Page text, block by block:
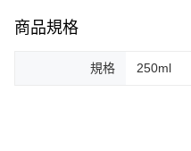
商品規格
規格 250ml